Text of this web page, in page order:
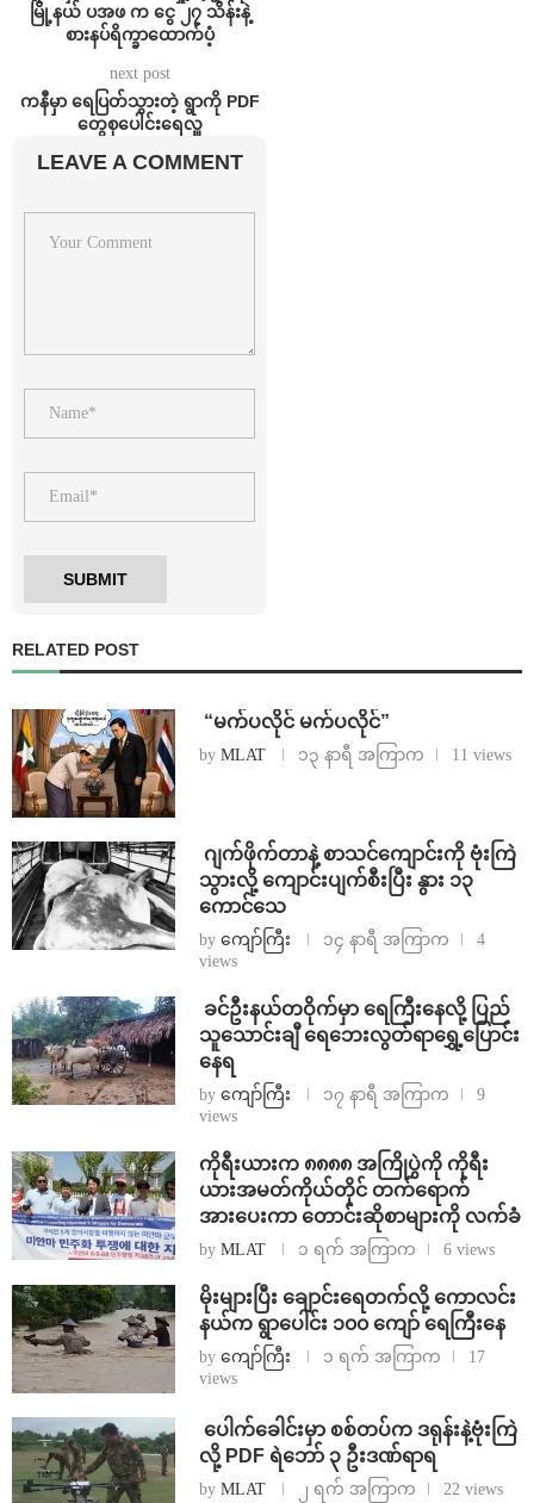
မြို့နယ် ပအဖ က ငွေ ၂၇ သိန်းနဲ့
စားနပ်ရိက္ခာထောက်ပံ့
next post
ကနီမှာ ရေပြတ်သွားတဲ့ ရွာကို PDF
တွေစုပေါင်းရေလှူ
LEAVE A COMMENT
RELATED POST
⁨ ⁨“မက်ပလိုင် မက်ပလိုင်”
by MLAT ၁၃ နာရီ အကြာက 11 views
⁨⁩ ⁨ဂျက်ဖိုက်တာနဲ့ စာသင်ကျောင်းကို ဗုံးကြဲ
သွားလို့ ကျောင်းပျက်စီးပြီး နွား ၁၃
ကောင်သေ
by ကျော်ကြီး ၁၄ နာရီ အကြာက
4
views
⁩ ⁨ခင်ဦးနယ်တဝိုက်မှာ ရေကြီးနေလို့ ပြည်
သူသောင်းချီ ရေဘေးလွတ်ရာရွှေ့ပြောင်း
နေရ
by ကျော်ကြီး ၁၇ နာရီ အကြာက
9
views
ကိုရီးယားက ၈၈၈၈ အကြိုပွဲကို ကိုရီး
ယားအမတ်ကိုယ်တိုင် တက်ရောက်
အားပေးကာ တောင်းဆိုစာများကို လက်ခံ
by MLAT ၁ ရက် အကြာက 6 views
⁨မိုးများပြီး ချောင်းရေတက်လို့ ကောလင်း
နယ်က ရွာပေါင်း ၁၀၀ ကျော် ရေကြီးနေ
by ကျော်ကြီး ၁ ရက် အကြာက
17
views
⁩ ⁨ပေါက်ခေါင်းမှာ စစ်တပ်က ဒရုန်းနဲ့ဗုံးကြဲ
လို့ PDF ရဲဘော် ၃ ဦးဒဏ်ရာရ
by MLAT ၂ ရက် အကြာက 22 views